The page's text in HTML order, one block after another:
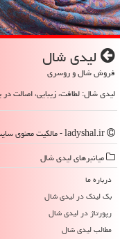
لیدی شال
فروش شال و روسری
لیدی شال: لطافت، زیبایی، اصالت
میانبرهای لیدی شال
درباره ما
بک لینک در لیدی شال
رپورتاژ در لیدی شال
مطالب لیدی شال